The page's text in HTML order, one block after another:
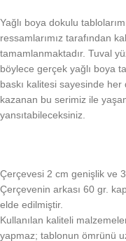
Yağlı boya dokulu
ressamlarımız tarafından
tamamlanmaktadır. Tuval
böylece gerçek yağlı boya
baskı kalitesi sayesinde
kazanan bu serimiz ile
yansıtabileceksiniz.
Çerçevesi 2 cm genişlik ve
Çerçevenin arkası 60 gr.
elde edilmiştir.
Kullanılan kaliteli
yapmaz; tablonun ömrünü